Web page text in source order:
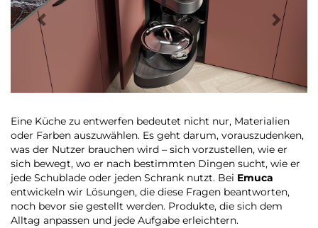
Eine Küche zu entwerfen bedeutet nicht nur, Materialien
oder Farben auszuwählen. Es geht darum, vorauszudenken,
was der Nutzer brauchen wird – sich vorzustellen, wie er
sich bewegt, wo er nach bestimmten Dingen sucht, wie er
jede Schublade oder jeden Schrank nutzt. Bei Emuca
entwickeln wir Lösungen, die diese Fragen beantworten,
noch bevor sie gestellt werden. Produkte, die sich dem
Alltag anpassen und jede Aufgabe erleichtern.